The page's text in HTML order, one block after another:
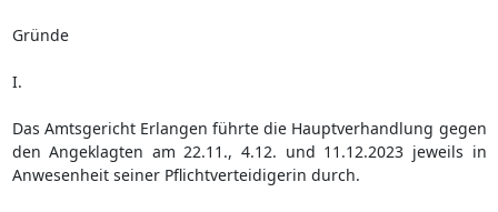
Gründe
I.
Das Amtsgericht Erlangen führte die Hauptverhandlung gegen
den Angeklagten am 22.11., 4.12. und 11.12.2023 jeweils in
Anwesenheit seiner Pflichtverteidigerin durch.